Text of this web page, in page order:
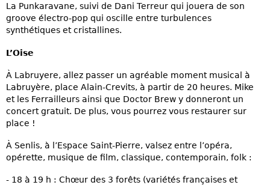
La Punkaravane, suivi de Dani Terreur qui jouera de son
groove électro-pop qui oscille entre turbulences
synthétiques et cristallines.
L’Oise
À Labruyere, allez passer un agréable moment musical à
Labruyère, place Alain-Crevits, à partir de 20 heures. Mike
et les Ferrailleurs ainsi que Doctor Brew y donneront un
concert gratuit. De plus, vous pourrez vous restaurer sur
place !
À Senlis, à l’Espace Saint-Pierre, valsez entre l’opéra,
opérette, musique de film, classique, contemporain, folk :
- 18 à 19 h : Chœur des 3 forêts (variétés françaises et